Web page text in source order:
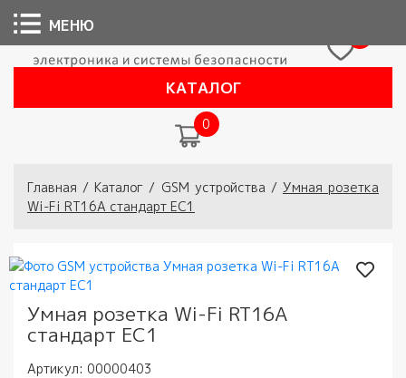
КАТАЛОГ
0
Вы здесь
Главная / Каталог / GSM устройства / Умная розетка
Wi-Fi RT16A стандарт ЕС1
Умная розетка Wi-Fi RT16A
стандарт ЕС1
Артикул: 00000403
МЕНЮ